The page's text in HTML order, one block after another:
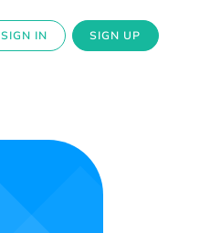
SIGN IN SIGN UP